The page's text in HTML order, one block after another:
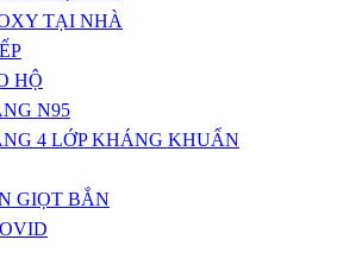
TẠI NHÀ
HỘ
N95
4 LỚP KHÁNG KHUẨN
GIỌT BẮN